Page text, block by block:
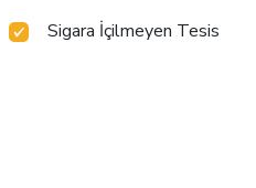
Sigara İçilmeyen Tesis